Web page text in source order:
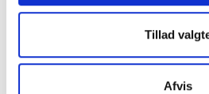
Tillad
Afvis
VAT Number: